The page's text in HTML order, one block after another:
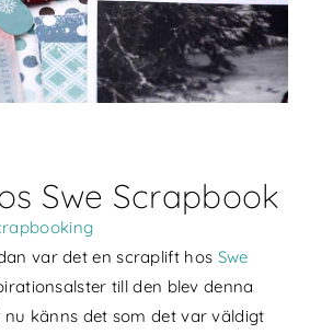
Swe Scrapbook
var det en scraplift hos Swe
till den blev denna
känns det som det var väldigt